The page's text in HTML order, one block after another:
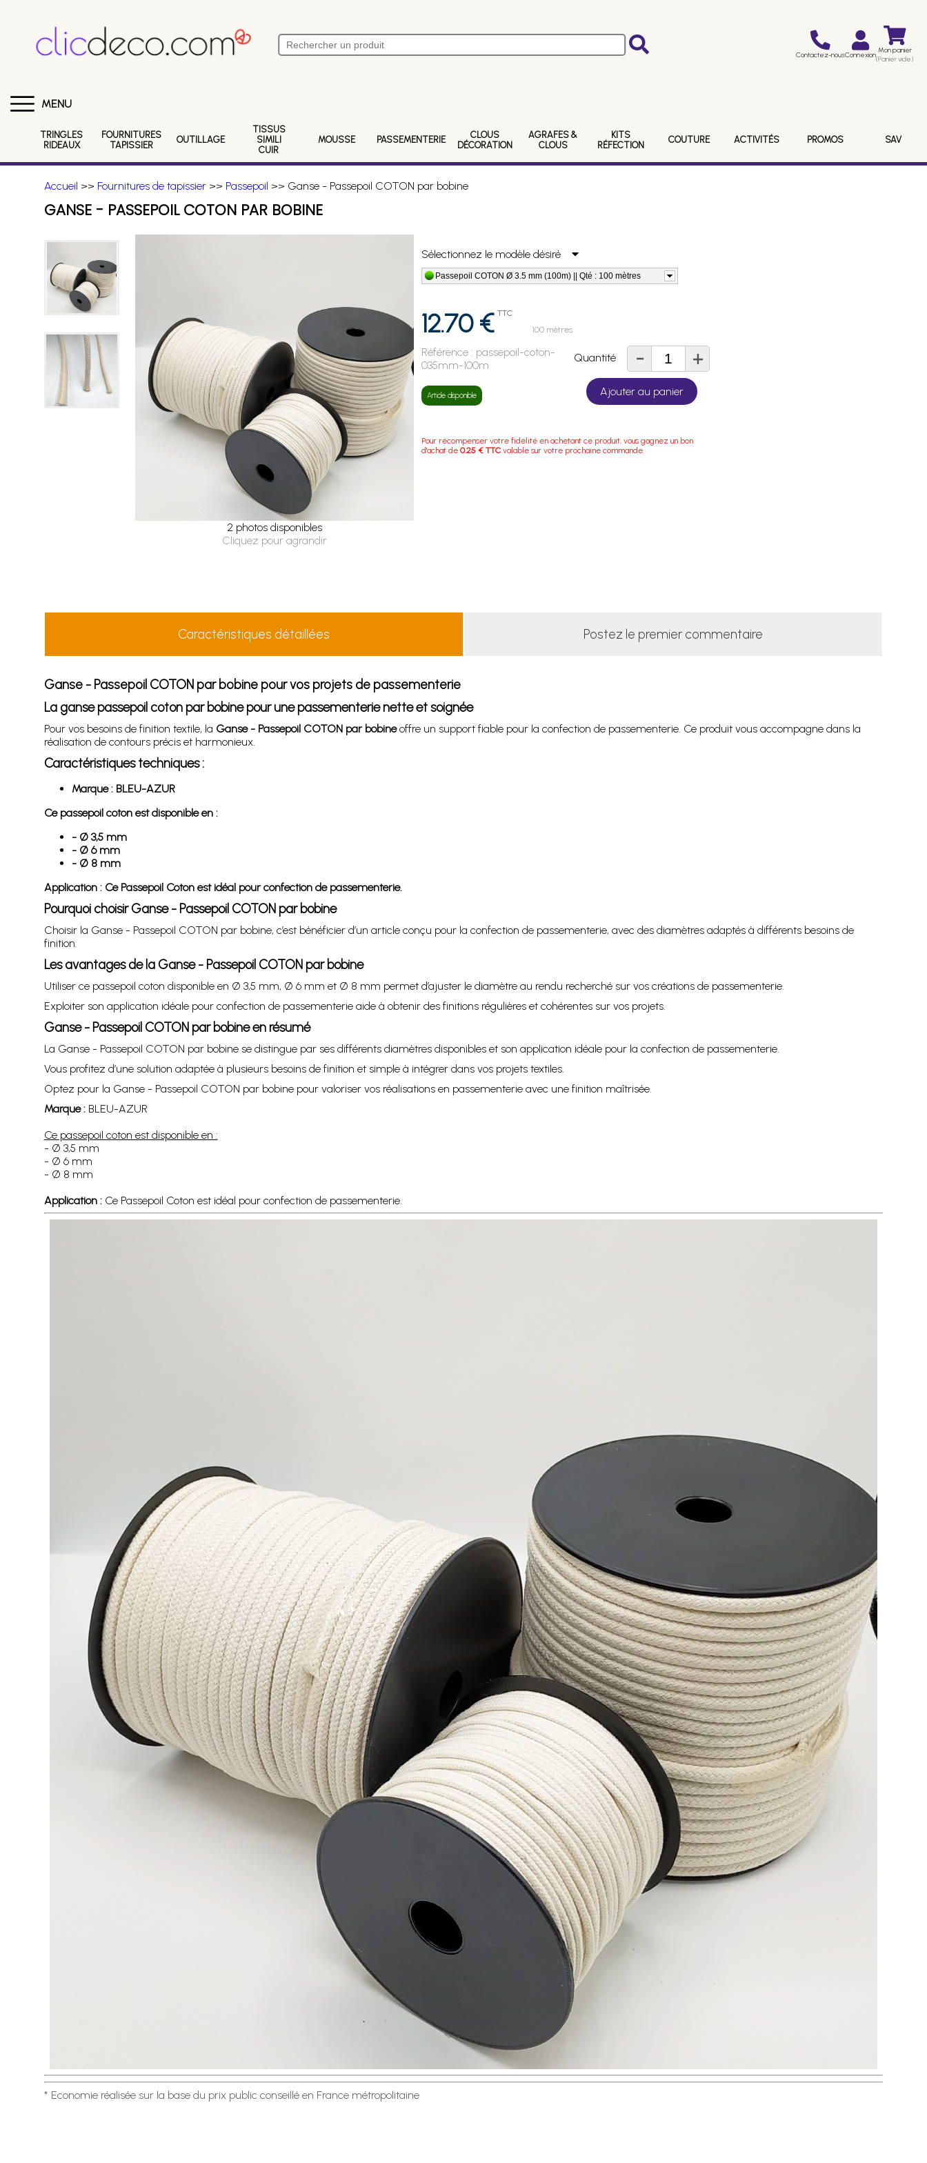
Contactez-nousConnexion Mon panier
(Panier vide)
MENU
TRINGLES
RIDEAUX
FOURNITURES
TAPISSIER
OUTILLAGE
TISSUS
SIMILI
CUIR
MOUSSE PASSEMENTERIE
CLOUS
DÉCORATION
AGRAFES &
CLOUS
KITS
RÉFECTION
COUTURE ACTIVITÉS PROMOS SAV
Accueil >> Fournitures de tapissier>> Passepoil >> Ganse - Passepoil COTON par bobine
GANSE - PASSEPOIL COTON PAR BOBINE
2 photos disponibles
Cliquez pour agrandir
Sélectionnez le modèle désiré
Passepoil COTON Ø 3.5 mm (100m) || Qté : 100 mètres
12.70 € TTC
100 mètres
Référence : passepoil-coton-
035mm-100m
Article disponible
Quantité - +
Ajouter au panier
Pour récompenser votre fidélité en achetant ce produit, vous gagnez un bon
d'achat de0.25 € TTC valable sur votre prochaine commande.
Caractéristiques détaillées Postez le premier commentaire
Ganse - Passepoil COTON par bobine pour vos projets de passementerie
La ganse passepoil coton par bobine pour une passementerie nette et soignée
Pour vos besoins de finition textile, la Ganse - Passepoil COTON par bobineoffre un support fiable pour la confection de passementerie. Ce produit vous accompagne dans la
réalisation de contours précis et harmonieux.
Caractéristiques techniques :
Marque : BLEU-AZUR
Ce passepoil coton est disponible en :
- Ø 3,5 mm
- Ø 6 mm
- Ø 8 mm
Application : Ce Passepoil Coton est idéal pour confection de passementerie.
Pourquoi choisir Ganse - Passepoil COTON par bobine
Choisir la Ganse - Passepoil COTON par bobine, c’est bénéficier d’un article conçu pour la confection de passementerie, avec des diamètres adaptés à différents besoins de
finition.
Les avantages de la Ganse - Passepoil COTON par bobine
Utiliser ce passepoil coton disponible en Ø 3,5 mm, Ø 6 mm et Ø 8 mm permet d’ajuster le diamètre au rendu recherché sur vos créations de passementerie.
Exploiter son application idéale pour confection de passementerie aide à obtenir des finitions régulières et cohérentes sur vos projets.
Ganse - Passepoil COTON par bobine en résumé
La Ganse - Passepoil COTON par bobine se distingue par ses différents diamètres disponibles et son application idéale pour la confection de passementerie.
Vous profitez d’une solution adaptée à plusieurs besoins de finition et simple à intégrer dans vos projets textiles.
Optez pour la Ganse - Passepoil COTON par bobine pour valoriser vos réalisations en passementerie avec une finition maîtrisée.
Marque :BLEU-AZUR
Ce passepoil coton est disponible en :
- Ø 3,5 mm
- Ø 6 mm
- Ø 8 mm
Application :Ce Passepoil Coton est idéal pour confection de passementerie.
* Economie réalisée sur la base du prix public conseillé en France métropolitaine